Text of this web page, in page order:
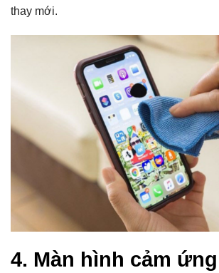
thay mới.
4. Màn hình cảm